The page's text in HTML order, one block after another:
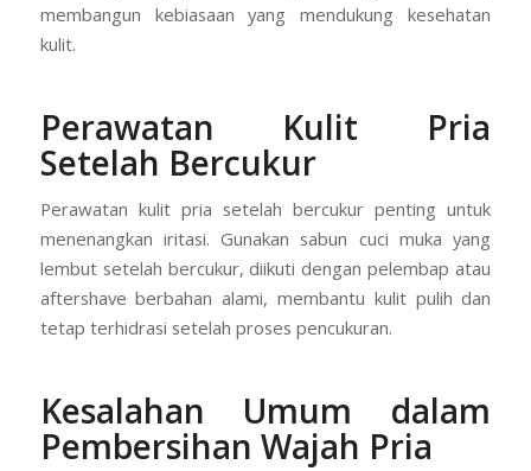
membangun kebiasaan yang mendukung kesehatan
kulit.
Perawatan Kulit Pria
Setelah Bercukur
Perawatan kulit pria setelah bercukur penting untuk
menenangkan iritasi. Gunakan sabun cuci muka yang
lembut setelah bercukur, diikuti dengan pelembap atau
aftershave berbahan alami, membantu kulit pulih dan
tetap terhidrasi setelah proses pencukuran.
Kesalahan Umum dalam
Pembersihan Wajah Pria